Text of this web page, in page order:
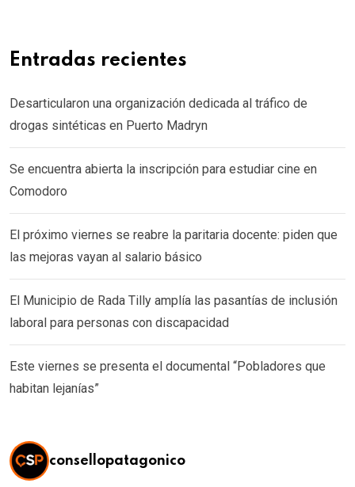
Entradas recientes
Desarticularon una organización dedicada al tráfico de
drogas sintéticas en Puerto Madryn
Se encuentra abierta la inscripción para estudiar cine en
Comodoro
El próximo viernes se reabre la paritaria docente: piden que
las mejoras vayan al salario básico
El Municipio de Rada Tilly amplía las pasantías de inclusión
laboral para personas con discapacidad
Este viernes se presenta el documental “Pobladores que
habitan lejanías”
consellopatagonico